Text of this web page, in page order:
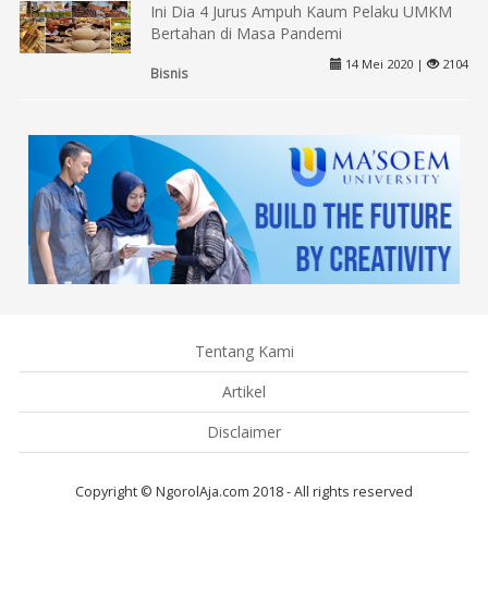
Ini Dia 4 Jurus Ampuh Kaum Pelaku UMKM
Bertahan di Masa Pandemi
Bisnis
14 Mei 2020 | 2104
Tentang Kami
Artikel
Disclaimer
Copyright © NgorolAja.com 2018 - All rights reserved